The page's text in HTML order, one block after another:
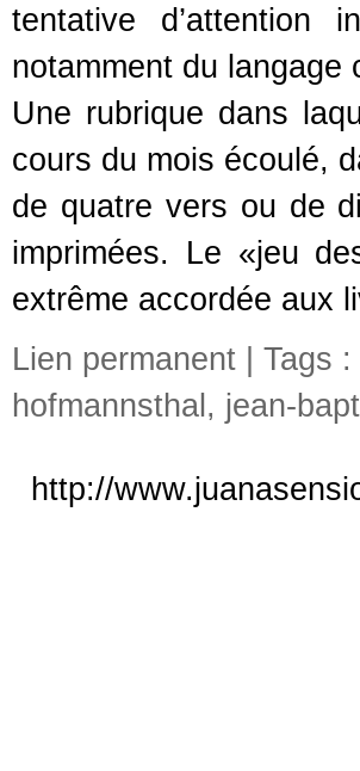
tentative d’attention
notamment du langage
Une rubrique dans
cours du mois écoulé,
de quatre vers ou de
imprimées. Le «jeu
extrême accordée aux
Lien permanent | Tags :
hofmannsthal , jean-
http://